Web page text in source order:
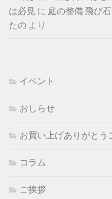
は必見 に 庭の整備 飛び
たの より
イベント
おしらせ
お買い上げありがとう
コラム
ご挨拶